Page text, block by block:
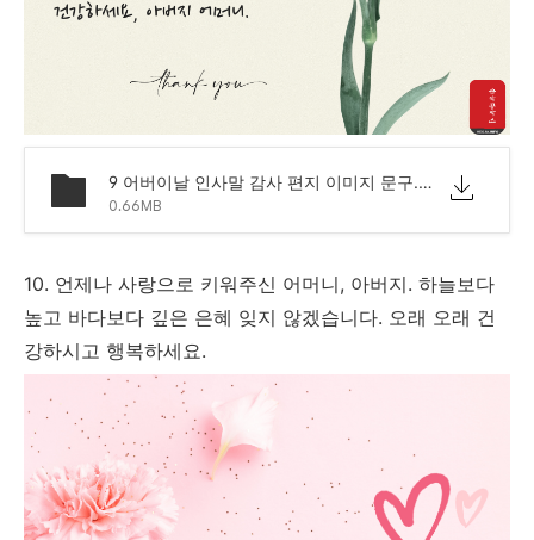
9 어버이날 인사말 감사 편지 이미지 문구.png
0.66MB
10. 언제나 사랑으로 키워주신 어머니, 아버지. 하늘보다
높고 바다보다 깊은 은혜 잊지 않겠습니다. 오래 오래 건
강하시고 행복하세요.